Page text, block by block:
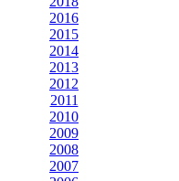
2016
2015
2014
2013
2012
2011
2010
2009
2008
2007